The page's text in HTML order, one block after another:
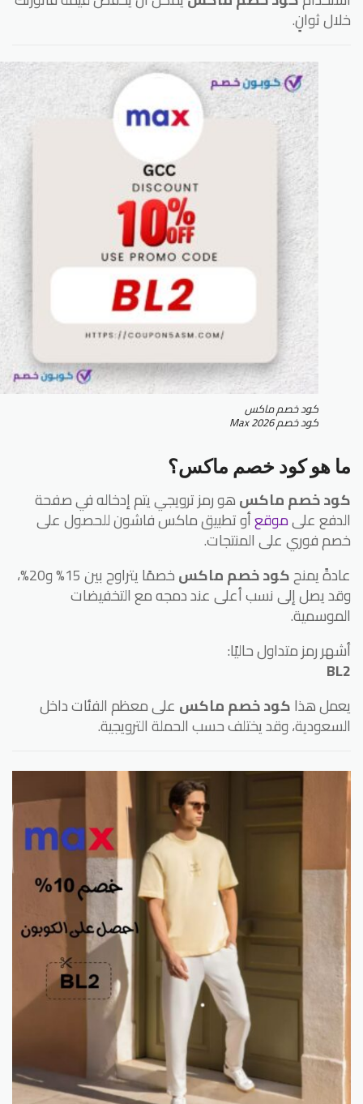
ثوانٍ.
كود خصم ماكس
كود خصم Max 2026
هو كود خصم ماكس؟
خصم ماكسهو رمز ترويجي يتم إدخاله في صفحة
علىموقعأو تطبيق ماكس فاشون للحصول على
فوري على المنتجات.
يمنحكود خصم ماكس خصمًا يتراوح بين 15% و20%،
يصل إلى نسب أعلى عند دمجه مع التخفيضات
رمز متداول حاليًا:
هذاكود خصم ماكسعلى معظم الفئات داخل
وقد يختلف حسب الحملة الترويجية.